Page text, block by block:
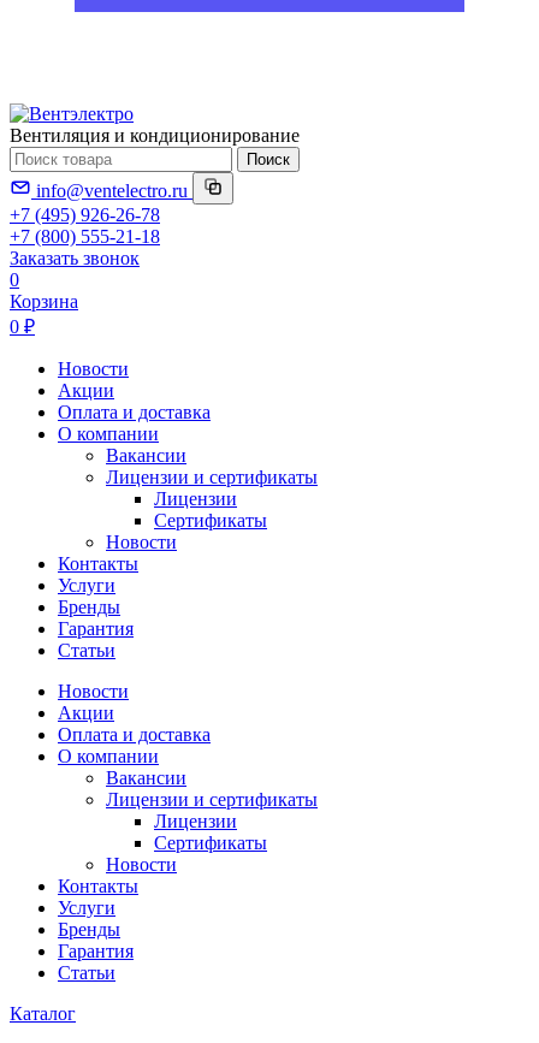
Вентиляция и кондиционирование
Поиск
info@ventelectro.ru
+7 (495) 926-26-78
+7 (800) 555-21-18
Заказать звонок
0
Корзина
0 ₽
Новости
Акции
Оплата и доставка
О компании
Вакансии
Лицензии и сертификаты
Лицензии
Сертификаты
Новости
Контакты
Услуги
Бренды
Гарантия
Статьи
Новости
Акции
Оплата и доставка
О компании
Вакансии
Лицензии и сертификаты
Лицензии
Сертификаты
Новости
Контакты
Услуги
Бренды
Гарантия
Статьи
Каталог